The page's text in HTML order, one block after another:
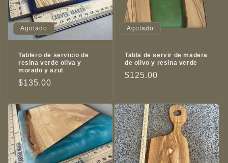
Agotado
Tablero de servicio de
resina verde oliva y
morado y azul
Precio
$135.00
Agotado
Tabla de servir de madera
de olivo y resina verde
Precio
$125.00